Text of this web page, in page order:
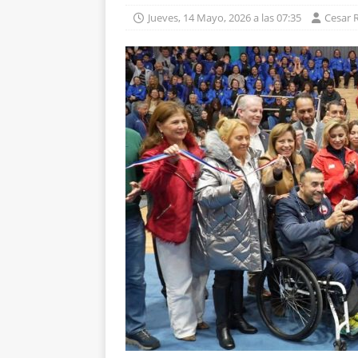
Jueves, 14 Mayo, 2026 a las 07:35 Cesar